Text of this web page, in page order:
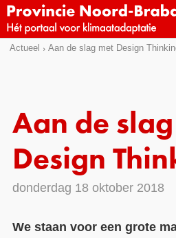
Sla
naar
menu
naar
pagina
Actueel Aan de slag met Design
Aan de
Design
donderdag 18 oktober 2018
We staan voor een grote
Actueel
Subsidies